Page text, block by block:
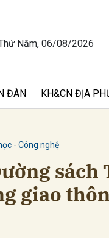
Năm, 06/08/2026
ĐÀN KH&CN ĐỊA
- Công nghệ
sách
giao